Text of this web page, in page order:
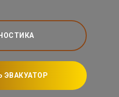
ЭВАКУАТОР